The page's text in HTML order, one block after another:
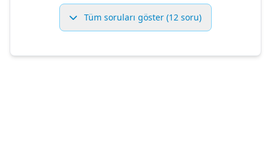
Tüm soruları göster (12 soru)